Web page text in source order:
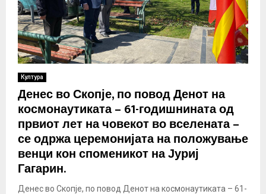
Култура
Денес во Скопје, по повод Денот на
космонаутиката – 61-годишнината од
првиот лет на човекот во вселената –
се одржа церемонијата на положување
венци кон споменикот на Јуриј
Гагарин.
Денес во Скопје, по повод Денот на космонаутиката – 61-